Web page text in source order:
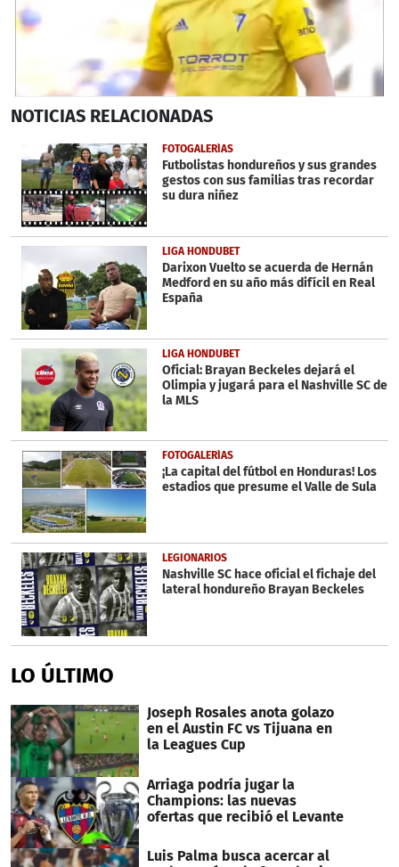
seconds
minute,
36
seconds
NOTICIAS RELACIONADAS
FOTOGALERÍAS
Futbolistas hondureños y sus grandes
gestos con sus familias tras recordar
su dura niñez
LIGA HONDUBET
Darixon Vuelto se acuerda de Hernán
Medford en su año más difícil en Real
España
LIGA HONDUBET
Oficial: Brayan Beckeles dejará el
Olimpia y jugará para el Nashville SC de
la MLS
FOTOGALERÍAS
¡La capital del fútbol en Honduras! Los
estadios que presume el Valle de Sula
LEGIONARIOS
Nashville SC hace oficial el fichaje del
lateral hondureño Brayan Beckeles
LO ÚLTIMO
Joseph Rosales anota golazo
en el Austin FC vs Tijuana en
la Leagues Cup
Arriaga podría jugar la
Champions: las nuevas
ofertas que recibió el Levante
Luis Palma busca acercar al